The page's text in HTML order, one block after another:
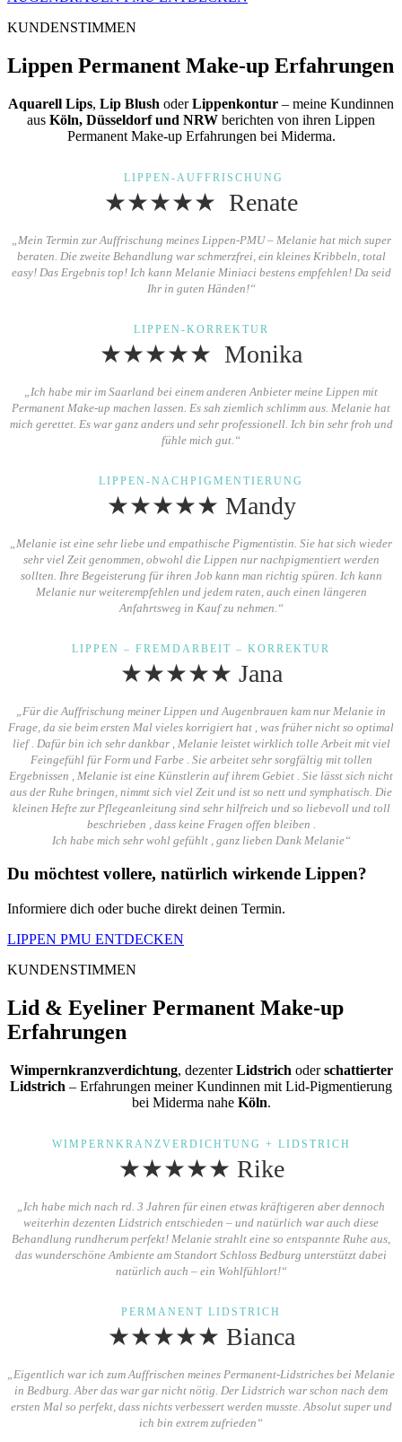
KUNDENSTIMMEN
Lippen Permanent Make-up Erfahrungen
Aquarell Lips, Lip Blush oderLippenkontur – meine Kundinnen
aus Köln, Düsseldorf und NRW berichten von ihren Lippen
Permanent Make-up Erfahrungen bei Miderma.
LIPPEN-AUFFRISCHUNG
★★★★★ Renate
„Mein Termin zur Auffrischung meines Lippen-PMU – Melanie hat mich super
beraten. Die zweite Behandlung war schmerzfrei, ein kleines Kribbeln, total
easy! Das Ergebnis top! Ich kann Melanie Miniaci bestens empfehlen! Da seid
Ihr in guten Händen!“
LIPPEN-KORREKTUR
★★★★★ Monika
„Ich habe mir im Saarland bei einem anderen Anbieter meine Lippen mit
Permanent Make-up machen lassen. Es sah ziemlich schlimm aus. Melanie hat
mich gerettet. Es war ganz anders und sehr professionell. Ich bin sehr froh und
fühle mich gut.“
LIPPEN-NACHPIGMENTIERUNG
★★★★★ Mandy
„Melanie ist eine sehr liebe und empathische Pigmentistin. Sie hat sich wieder
sehr viel Zeit genommen, obwohl die Lippen nur nachpigmentiert werden
sollten. Ihre Begeisterung für ihren Job kann man richtig spüren. Ich kann
Melanie nur weiterempfehlen und jedem raten, auch einen längeren
Anfahrtsweg in Kauf zu nehmen.“
LIPPEN – FREMDARBEIT – KORREKTUR
★★★★★ Jana
„Für die Auffrischung meiner Lippen und Augenbrauen kam nur Melanie in
Frage, da sie beim ersten Mal vieles korrigiert hat , was früher nicht so optimal
lief . Dafür bin ich sehr dankbar , Melanie leistet wirklich tolle Arbeit mit viel
Feingefühl für Form und Farbe . Sie arbeitet sehr sorgfältig mit tollen
Ergebnissen , Melanie ist eine Künstlerin auf ihrem Gebiet . Sie lässt sich nicht
aus der Ruhe bringen, nimmt sich viel Zeit und ist so nett und symphatisch. Die
kleinen Hefte zur Pflegeanleitung sind sehr hilfreich und so liebevoll und toll
beschrieben , dass keine Fragen offen bleiben .
Ich habe mich sehr wohl gefühlt , ganz lieben Dank Melanie“
Du möchtest vollere, natürlich wirkende Lippen?
Informiere dich oder buche direkt deinen Termin.
LIPPEN PMU ENTDECKEN
KUNDENSTIMMEN
Lid & Eyeliner Permanent Make-up
Erfahrungen
Wimpernkranzverdichtung, dezenterLidstrich oderschattierter
Lidstrich – Erfahrungen meiner Kundinnen mit Lid-Pigmentierung
bei Miderma nahe Köln.
WIMPERNKRANZVERDICHTUNG + LIDSTRICH
★★★★★ Rike
„Ich habe mich nach rd. 3 Jahren für einen etwas kräftigeren aber dennoch
weiterhin dezenten Lidstrich entschieden – und natürlich war auch diese
Behandlung rundherum perfekt! Melanie strahlt eine so entspannte Ruhe aus,
das wunderschöne Ambiente am Standort Schloss Bedburg unterstützt dabei
natürlich auch – ein Wohlfühlort!“
PERMANENT LIDSTRICH
★★★★★ Bianca
„Eigentlich war ich zum Auffrischen meines Permanent-Lidstriches bei Melanie
in Bedburg. Aber das war gar nicht nötig. Der Lidstrich war schon nach dem
ersten Mal so perfekt, dass nichts verbessert werden musste. Absolut super und
ich bin extrem zufrieden“